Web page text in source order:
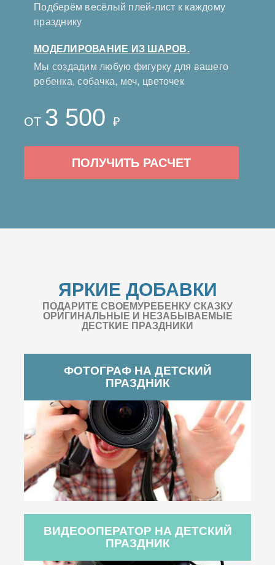
Подберём весёлый плей-лист к каждому
празднику
МОДЕЛИРОВАНИЕ ИЗ ШАРОВ.
Мы создадим любую фигурку для вашего
ребенка, собачка, меч, цветочек
ОТ 3 500 ₽
ПОЛУЧИТЬ РАСЧЕТ
ЯРКИЕ ДОБАВКИ
ПОДАРИТЕ СВОЕМУРЕБЕНКУ СКАЗКУ
ОРИГИНАЛЬНЫЕ И НЕЗАБЫВАЕМЫЕ
ДЕСТКИЕ ПРАЗДНИКИ
ФОТОГРАФ НА ДЕТСКИЙ
ПРАЗДНИК
ВИДЕООПЕРАТОР НА ДЕТСКИЙ
ПРАЗДНИК